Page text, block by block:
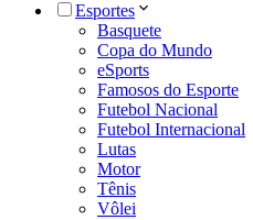
Esportes
Basquete
Copa do Mundo
eSports
Famosos do Esporte
Futebol Nacional
Futebol Internacional
Lutas
Motor
Tênis
Vôlei